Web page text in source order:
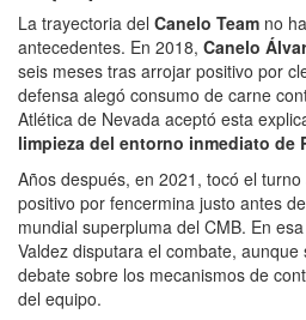
La trayectoria del Canelo Team no
antecedentes. En 2018, Canelo
seis meses tras arrojar positivo por
defensa alegó consumo de carne
Atlética de Nevada aceptó esta
limpieza del entorno inmediato de
Años después, en 2021, tocó el turno
positivo por fencermina justo antes
mundial superpluma del CMB. En
Valdez disputara el combate,
debate sobre los mecanismos de
del equipo.